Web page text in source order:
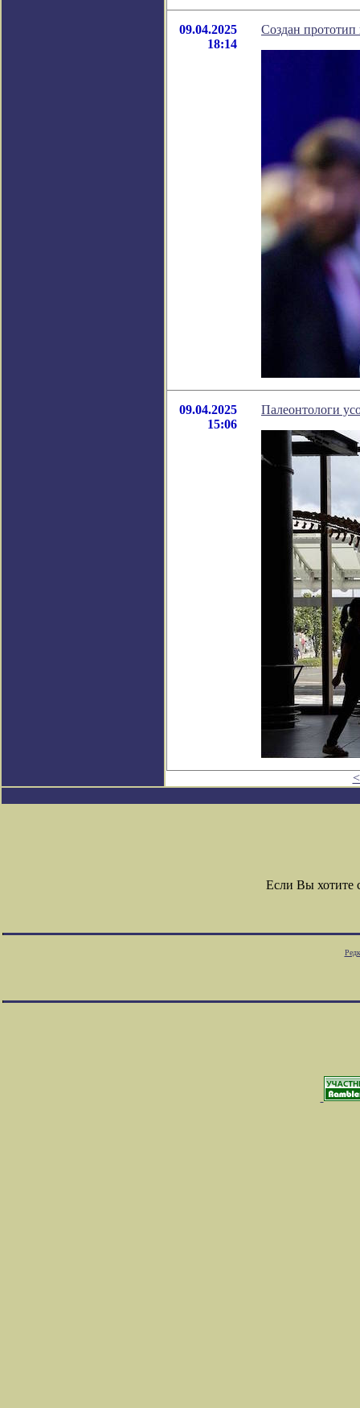
09.04.2025
18:14
Создан прототип
09.04.2025
15:06
Палеонтологи
Если Вы хотите